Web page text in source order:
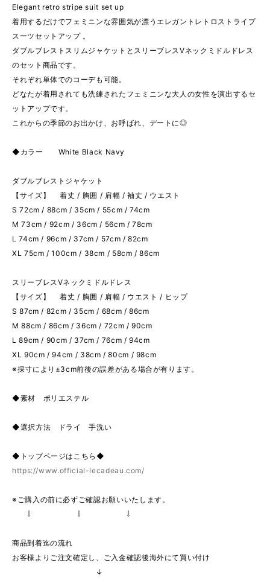
Elegant retro stripe suit set up
着用するだけでフェミニンな雰囲気が漂うエレガントレトロストライプ
スーツセットアップ 。
ダブルブレストスリムジャケットとスリーブレスVネックミドルドレス
のセット商品です。
それぞれ単体でのコーデも可能。
どなたが着用されても洗練されたフェミニンな大人の女性を演出するセ
ットアップです。
これからの季節のお出かけ、お呼ばれ、デートに◎
◆カラー White Black Navy
ダブルブレストジャケット
【サイズ】 着丈 / 胸囲 / 肩幅 / 袖丈 / ウエスト
S 72cm / 88cm / 35cm / 55cm / 74cm
M 73cm / 92cm / 36cm / 56cm / 78cm
L 74cm / 96cm / 37cm / 57cm / 82cm
XL 75cm / 100cm / 38cm / 58cm / 86cm
スリーブレスVネックミドルドレス
【サイズ】 着丈 / 胸囲 / 肩幅 / ウエスト / ヒップ
S 87cm / 82cm / 35cm / 68cm / 86cm
M 88cm / 86cm / 36cm / 72cm / 90cm
L 89cm / 90cm / 37cm / 76cm / 94cm
XL 90cm / 94cm / 38cm / 80cm / 98cm
※採寸により±3cm前後の誤差がある場合が有ります。
◆素材 ポリエステル
◆選択方法 ドライ 手洗い
◆トップページはこちら◆
https://www.official-lecadeau.com/
※ご購入の前に必ずご確認お願いいたします。
⇩ ⇩ ⇩
商品到着迄の流れ
お客様よりご注文確定し、ご入金確認後海外にて買い付け
↓